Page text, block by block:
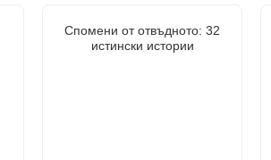
Спомени от отвъдното: 32
истински истории